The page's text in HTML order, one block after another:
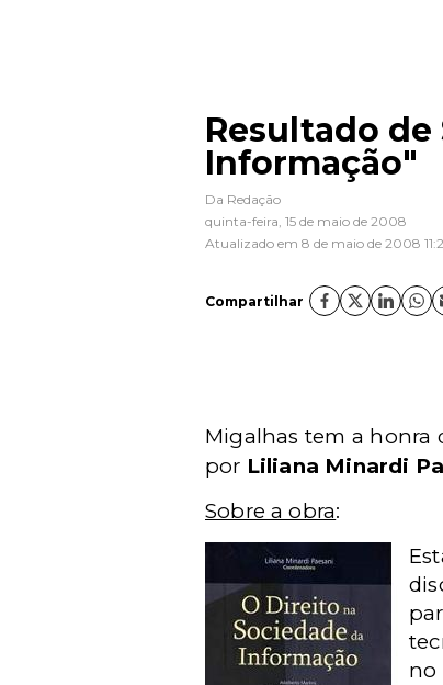
Resultado
Informação"
Da Redação
quinta-feira, 15 de maio de 2008
Atualizado em 8 de maio de 2008
Compartilhar
Migalhas tem a honra
por Liliana Minardi
Sobre a obra: